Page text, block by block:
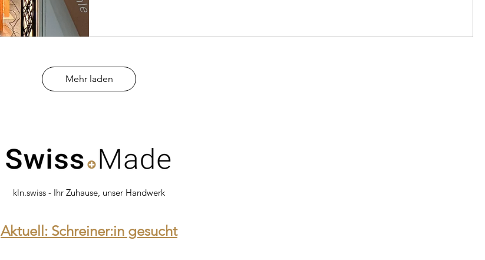
Mehr laden
kln.swiss - Ihr Zuhause, unser Handwerk
Aktuell: Schreiner:in gesucht